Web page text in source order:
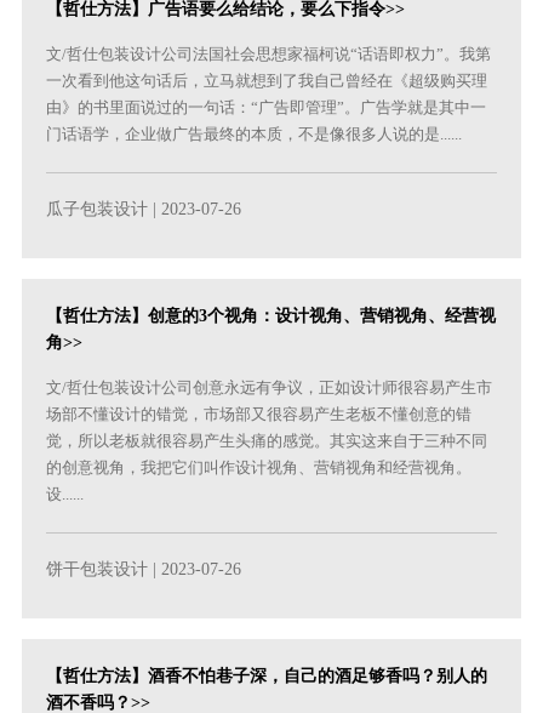
【哲仕方法】广告语要么给结论，要么下指令>>
文/哲仕包装设计公司法国社会思想家福柯说“话语即权力”。我第
一次看到他这句话后，立马就想到了我自己曾经在《超级购买理
由》的书里面说过的一句话：“广告即管理”。广告学就是其中一
门话语学，企业做广告最终的本质，不是像很多人说的是......
瓜子包装设计 | 2023-07-26
【哲仕方法】创意的3个视角：设计视角、营销视角、经营视
角>>
文/哲仕包装设计公司创意永远有争议，正如设计师很容易产生市
场部不懂设计的错觉，市场部又很容易产生老板不懂创意的错
觉，所以老板就很容易产生头痛的感觉。其实这来自于三种不同
的创意视角，我把它们叫作设计视角、营销视角和经营视角。
设......
饼干包装设计 | 2023-07-26
【哲仕方法】酒香不怕巷子深，自己的酒足够香吗？别人的
酒不香吗？>>